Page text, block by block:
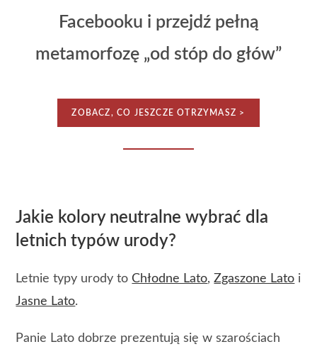
Facebooku i przejdź pełną
metamorfozę „od stóp do głów”
ZOBACZ, CO JESZCZE OTRZYMASZ >
Jakie kolory neutralne wybrać dla
letnich typów urody?
Letnie typy urody toChłodne Lato,Zgaszone Lato i
Jasne Lato.
Panie Lato dobrze prezentują się w szarościach